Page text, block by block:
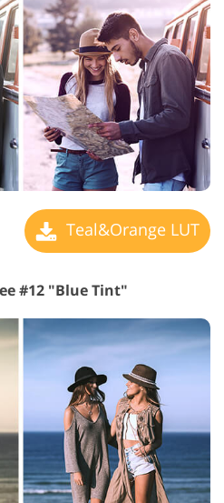
Teal&Orange LUT
#12 "Blue Tint"